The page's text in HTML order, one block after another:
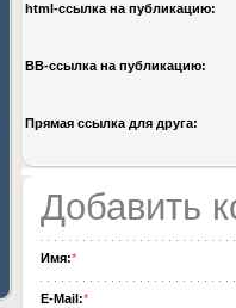
html-cсылка на публикацию:
BB-cсылка на публикацию:
Прямая ссылка для друга:
Добавить
Имя:*
E-Mail:*